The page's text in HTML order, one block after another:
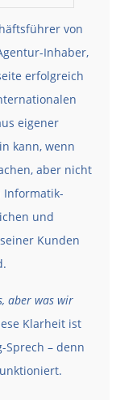
von
Inhaber,
erfolgreich
eigener
kann, wenn
aber nicht
Informatik-
und
Kunden
aber was wir
Klarheit ist
– denn